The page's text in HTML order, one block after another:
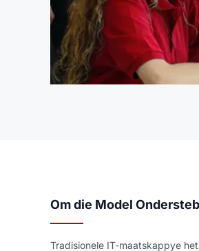
Om die Model
Tradisionele IT-maatskappye